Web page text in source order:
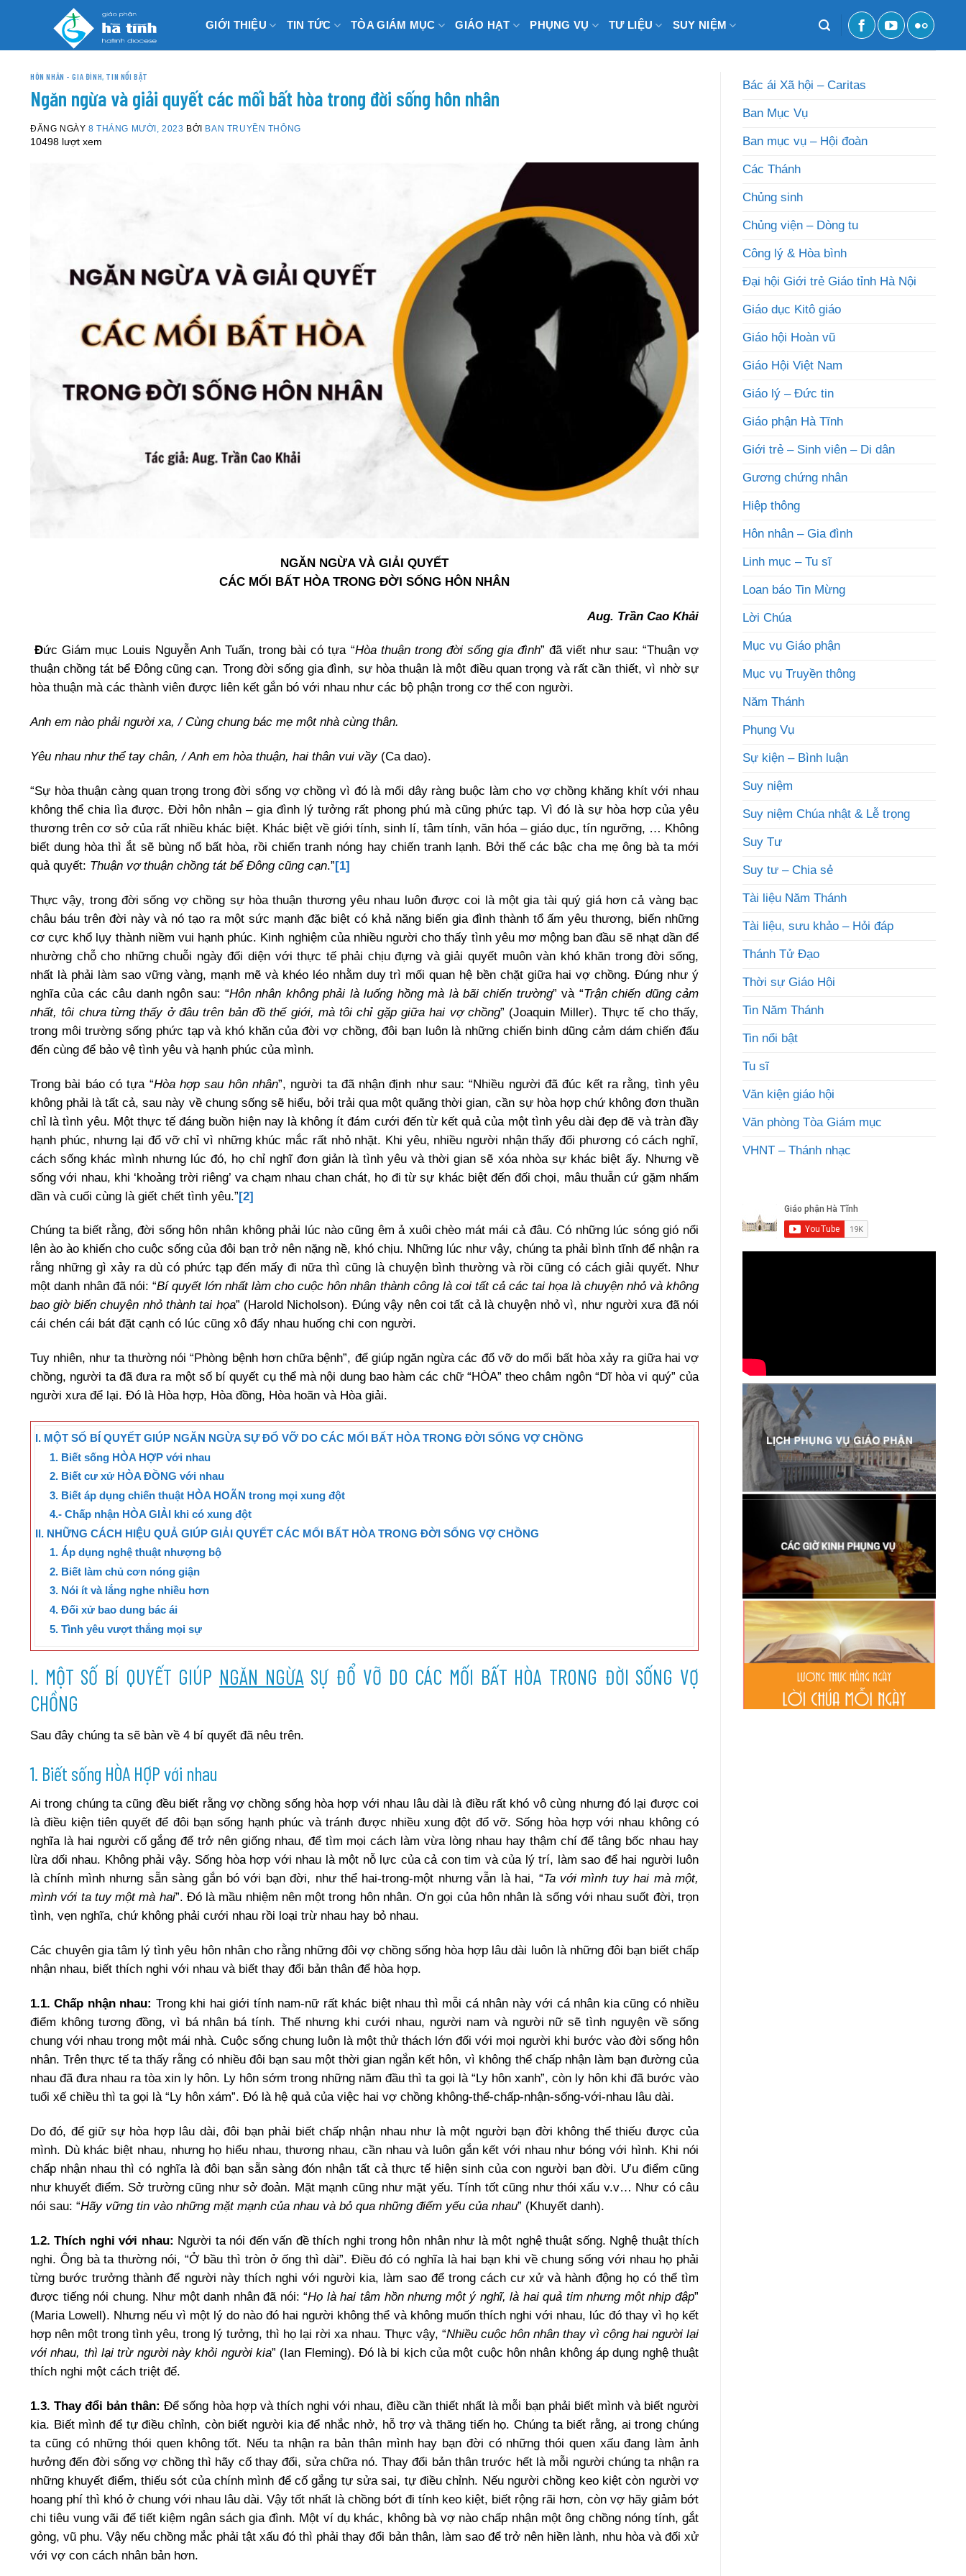
GIỚI THIỆU TIN TỨC TÒA GIÁM MỤC GIÁO HẠT PHỤNG VỤ TƯ LIỆU SUY NIỆM
HÔN NHÂN - GIA ĐÌNH, TIN NỔI BẬT
Ngăn ngừa và giải quyết các mối bất hòa trong đời sống hôn nhân
ĐĂNG NGÀY 8 THÁNG MƯỜI, 2023 BỞI BAN TRUYỀN THÔNG
10498 lượt xem
NGĂN NGỪA VÀ GIẢI QUYẾT
CÁC MỐI BẤT HÒA TRONG ĐỜI SỐNG HÔN NHÂN
Aug. Trần Cao Khải
Đức Giám mục Louis Nguyễn Anh Tuấn, trong bài có tựa “Hòa thuận trong đời sống gia đình” đã viết như sau: “Thuận vợ
thuận chồng tát bể Đông cũng cạn. Trong đời sống gia đình, sự hòa thuận là một điều quan trọng và rất cần thiết, vì nhờ sự
hòa thuận mà các thành viên được liên kết gắn bó với nhau như các bộ phận trong cơ thể con người.
Anh em nào phải người xa, / Cùng chung bác mẹ một nhà cùng thân.
Yêu nhau như thể tay chân, / Anh em hòa thuận, hai thân vui vầy(Ca dao).
“Sự hòa thuận càng quan trọng trong đời sống vợ chồng vì đó là mối dây ràng buộc làm cho vợ chồng khăng khít với nhau
không thể chia lìa được. Đời hôn nhân – gia đình lý tưởng rất phong phú mà cũng phức tạp. Vì đó là sự hòa hợp của yêu
thương trên cơ sở của rất nhiều khác biệt. Khác biệt về giới tính, sinh lí, tâm tính, văn hóa – giáo dục, tín ngưỡng, … Không
biết dung hòa thì ắt sẽ bùng nổ bất hòa, rồi chiến tranh nóng hay chiến tranh lạnh. Bởi thế các bậc cha mẹ ông bà ta mới
quả quyết: Thuận vợ thuận chồng tát bể Đông cũng cạn.”[1]
Thực vậy, trong đời sống vợ chồng sự hòa thuận thương yêu nhau luôn được coi là một gia tài quý giá hơn cả vàng bạc
châu báu trên đời này và nó tạo ra một sức mạnh đặc biệt có khả năng biến gia đình thành tổ ấm yêu thương, biến những
cơ cực khổ lụy thành niềm vui hạnh phúc. Kinh nghiệm của nhiều người cho thấy tình yêu mơ mộng ban đầu sẽ nhạt dần để
nhường chỗ cho những chuỗi ngày đối diện với thực tế phải chịu đựng và giải quyết muôn vàn khó khăn trong đời sống,
nhất là phải làm sao vững vàng, mạnh mẽ và khéo léo nhằm duy trì mối quan hệ bền chặt giữa hai vợ chồng. Đúng như ý
nghĩa của các câu danh ngôn sau: “Hôn nhân không phải là luống hồng mà là bãi chiến trường” và “Trận chiến dũng cảm
nhất, tôi chưa từng thấy ở đâu trên bản đồ thế giới, mà tôi chỉ gặp giữa hai vợ chồng” (Joaquin Miller). Thực tế cho thấy,
trong môi trường sống phức tạp và khó khăn của đời vợ chồng, đôi bạn luôn là những chiến binh dũng cảm dám chiến đấu
đến cùng để bảo vệ tình yêu và hạnh phúc của mình.
Trong bài báo có tựa “Hòa hợp sau hôn nhân”, người ta đã nhận định như sau: “Nhiều người đã đúc kết ra rằng, tình yêu
không phải là tất cả, sau này về chung sống sẽ hiểu, bởi trải qua một quãng thời gian, cần sự hòa hợp chứ không đơn thuần
chỉ là tình yêu. Một thực tế đáng buồn hiện nay là không ít đám cưới đến từ kết quả của một tình yêu dài đẹp đẽ và tràn đầy
hạnh phúc, nhưng lại đổ vỡ chỉ vì những khúc mắc rất nhỏ nhặt. Khi yêu, nhiều người nhận thấy đối phương có cách nghĩ,
cách sống khác mình nhưng lúc đó, họ chỉ nghĩ đơn giản là tình yêu và thời gian sẽ xóa nhòa sự khác biệt ấy. Nhưng về
sống với nhau, khi ‘khoảng trời riêng’ va chạm nhau chan chát, họ đi từ sự khác biệt đến đối chọi, mâu thuẫn cứ gặm nhấm
dần và cuối cùng là giết chết tình yêu.”[2]
Chúng ta biết rằng, đời sống hôn nhân không phải lúc nào cũng êm ả xuôi chèo mát mái cả đâu. Có những lúc sóng gió nổi
lên ào ào khiến cho cuộc sống của đôi bạn trở nên nặng nề, khó chịu. Những lúc như vậy, chúng ta phải bình tĩnh để nhận ra
rằng những gì xảy ra dù có phức tạp đến mấy đi nữa thì cũng là chuyện bình thường và rồi cũng có cách giải quyết. Như
một danh nhân đã nói: “Bí quyết lớn nhất làm cho cuộc hôn nhân thành công là coi tất cả các tai họa là chuyện nhỏ và không
bao giờ biến chuyện nhỏ thành tai họa” (Harold Nicholson). Đúng vậy nên coi tất cả là chuyện nhỏ vì, như người xưa đã nói
cái chén cái bát đặt cạnh có lúc cũng xô đẩy nhau huống chi con người.
Tuy nhiên, như ta thường nói “Phòng bệnh hơn chữa bệnh”, để giúp ngăn ngừa các đổ vỡ do mối bất hòa xảy ra giữa hai vợ
chồng, người ta đã đưa ra một số bí quyết cụ thể mà nội dung bao hàm các chữ “HÒA” theo châm ngôn “Dĩ hòa vi quý” của
người xưa để lại. Đó là Hòa hợp, Hòa đồng, Hòa hoãn và Hòa giải.
I. MỘT SỐ BÍ QUYẾT GIÚP NGĂN NGỪA SỰ ĐỔ VỠ DO CÁC MỐI BẤT HÒA TRONG ĐỜI SỐNG VỢ CHỒNG
1. Biết sống HÒA HỢP với nhau
2. Biết cư xử HÒA ĐỒNG với nhau
3. Biết áp dụng chiến thuật HÒA HOÃN trong mọi xung đột
4.- Chấp nhận HÒA GIẢI khi có xung đột
II. NHỮNG CÁCH HIỆU QUẢ GIÚP GIẢI QUYẾT CÁC MỐI BẤT HÒA TRONG ĐỜI SỐNG VỢ CHỒNG
1. Áp dụng nghệ thuật nhượng bộ
2. Biết làm chủ cơn nóng giận
3. Nói ít và lắng nghe nhiều hơn
4. Đối xử bao dung bác ái
5. Tình yêu vượt thắng mọi sự
I. MỘT SỐ BÍ QUYẾT GIÚP NGĂN NGỪA SỰ ĐỔ VỠ DO CÁC MỐI BẤT HÒA TRONG ĐỜI SỐNG VỢ
CHỒNG
Sau đây chúng ta sẽ bàn về 4 bí quyết đã nêu trên.
1. Biết sống HÒA HỢP với nhau
Ai trong chúng ta cũng đều biết rằng vợ chồng sống hòa hợp với nhau lâu dài là điều rất khó vô cùng nhưng đó lại được coi
là điều kiện tiên quyết để đôi bạn sống hạnh phúc và tránh được nhiều xung đột đổ vỡ. Sống hòa hợp với nhau không có
nghĩa là hai người cố gắng để trở nên giống nhau, để tìm mọi cách làm vừa lòng nhau hay thậm chí để tâng bốc nhau hay
lừa dối nhau. Không phải vậy. Sống hòa hợp với nhau là một nỗ lực của cả con tim và của lý trí, làm sao để hai người luôn
là chính mình nhưng sẵn sàng gắn bó với bạn đời, như thể hai-trong-một nhưng vẫn là hai, “Ta với mình tuy hai mà một,
mình với ta tuy một mà hai”. Đó là mầu nhiệm nên một trong hôn nhân. Ơn gọi của hôn nhân là sống với nhau suốt đời, trọn
tình, vẹn nghĩa, chứ không phải cưới nhau rồi loại trừ nhau hay bỏ nhau.
Các chuyên gia tâm lý tình yêu hôn nhân cho rằng những đôi vợ chồng sống hòa hợp lâu dài luôn là những đôi bạn biết chấp
nhận nhau, biết thích nghi với nhau và biết thay đổi bản thân để hòa hợp.
1.1. Chấp nhận nhau: Trong khi hai giới tính nam-nữ rất khác biệt nhau thì mỗi cá nhân này với cá nhân kia cũng có nhiều
điểm không tương đồng, vì bá nhân bá tính. Thế nhưng khi cưới nhau, người nam và người nữ sẽ tình nguyện về sống
chung với nhau trong một mái nhà. Cuộc sống chung luôn là một thử thách lớn đối với mọi người khi bước vào đời sống hôn
nhân. Trên thực tế ta thấy rằng có nhiều đôi bạn sau một thời gian ngắn kết hôn, vì không thể chấp nhận làm bạn đường của
nhau đã đưa nhau ra tòa xin ly hôn. Ly hôn sớm trong những năm đầu thì ta gọi là “Ly hôn xanh”, còn ly hôn khi đã bước vào
tuổi xế chiều thì ta gọi là “Ly hôn xám”. Đó là hệ quả của việc hai vợ chồng không-thể-chấp-nhận-sống-với-nhau lâu dài.
Do đó, để giữ sự hòa hợp lâu dài, đôi bạn phải biết chấp nhận nhau như là một người bạn đời không thể thiếu được của
mình. Dù khác biệt nhau, nhưng họ hiểu nhau, thương nhau, cần nhau và luôn gắn kết với nhau như bóng với hình. Khi nói
chấp nhận nhau thì có nghĩa là đôi bạn sẵn sàng đón nhận tất cả thực tế hiện sinh của con người bạn đời. Ưu điểm cũng
như khuyết điểm. Sở trường cũng như sở đoản. Mặt mạnh cũng như mặt yếu. Tính tốt cũng như thói xấu v.v… Như có câu
nói sau: “Hãy vững tin vào những mặt mạnh của nhau và bỏ qua những điểm yếu của nhau” (Khuyết danh).
1.2. Thích nghi với nhau: Người ta nói đến vấn đề thích nghi trong hôn nhân như là một nghệ thuật sống. Nghệ thuật thích
nghi. Ông bà ta thường nói, “Ở bầu thì tròn ở ống thì dài”. Điều đó có nghĩa là hai bạn khi về chung sống với nhau họ phải
từng bước trưởng thành để người này thích nghi với người kia, làm sao để trong cách cư xử và hành động họ có thể tìm
được tiếng nói chung. Như một danh nhân đã nói: “Họ là hai tâm hồn nhưng một ý nghĩ, là hai quả tim nhưng một nhịp đập”
(Maria Lowell). Nhưng nếu vì một lý do nào đó hai người không thể và không muốn thích nghi với nhau, lúc đó thay vì họ kết
hợp nên một trong tình yêu, trong lý tưởng, thì họ lại rời xa nhau. Thực vậy, “Nhiều cuộc hôn nhân thay vì cộng hai người lại
với nhau, thì lại trừ người này khỏi người kia” (Ian Fleming). Đó là bi kịch của một cuộc hôn nhân không áp dụng nghệ thuật
thích nghi một cách triệt để.
1.3. Thay đổi bản thân: Để sống hòa hợp và thích nghi với nhau, điều cần thiết nhất là mỗi bạn phải biết mình và biết người
kia. Biết mình để tự điều chỉnh, còn biết người kia để nhắc nhở, hỗ trợ và thăng tiến họ. Chúng ta biết rằng, ai trong chúng
ta cũng có những thói quen không tốt. Nếu ta nhận ra bản thân mình hay bạn đời có những thói quen xấu đang làm ảnh
hưởng đến đời sống vợ chồng thì hãy cố thay đổi, sửa chữa nó. Thay đổi bản thân trước hết là mỗi người chúng ta nhận ra
những khuyết điểm, thiếu sót của chính mình để cố gắng tự sửa sai, tự điều chỉnh. Nếu người chồng keo kiệt còn người vợ
hoang phí thì khó ở chung với nhau lâu dài. Vậy tốt nhất là chồng bớt đi tính keo kiệt, biết rộng rãi hơn, còn vợ hãy giảm bớt
chi tiêu vung vãi để tiết kiệm ngân sách gia đình. Một ví dụ khác, không bà vợ nào chấp nhận một ông chồng nóng tính, gắt
gỏng, vũ phu. Vậy nếu chồng mắc phải tật xấu đó thì phải thay đổi bản thân, làm sao để trở nên hiền lành, nhu hòa và đối xử
với vợ con cách nhân bản hơn.
Bác ái Xã hội – Caritas
Ban Mục Vụ
Ban mục vụ – Hội đoàn
Các Thánh
Chủng sinh
Chủng viện – Dòng tu
Công lý & Hòa bình
Đại hội Giới trẻ Giáo tỉnh Hà Nội
Giáo dục Kitô giáo
Giáo hội Hoàn vũ
Giáo Hội Việt Nam
Giáo lý – Đức tin
Giáo phận Hà Tĩnh
Giới trẻ – Sinh viên – Di dân
Gương chứng nhân
Hiệp thông
Hôn nhân – Gia đình
Linh mục – Tu sĩ
Loan báo Tin Mừng
Lời Chúa
Mục vụ Giáo phận
Mục vụ Truyền thông
Năm Thánh
Phụng Vụ
Sự kiện – Bình luận
Suy niệm
Suy niệm Chúa nhật & Lễ trọng
Suy Tư
Suy tư – Chia sẻ
Tài liệu Năm Thánh
Tài liệu, sưu khảo – Hỏi đáp
Thánh Tử Đạo
Thời sự Giáo Hội
Tin Năm Thánh
Tin nổi bật
Tu sĩ
Văn kiện giáo hội
Văn phòng Tòa Giám mục
VHNT – Thánh nhạc